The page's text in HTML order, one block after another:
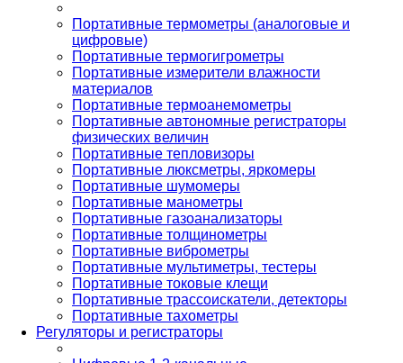
Портативные термометры (аналоговые и
цифровые)
Портативные термогигрометры
Портативные измерители влажности
материалов
Портативные термоанемометры
Портативные автономные регистраторы
физических величин
Портативные тепловизоры
Портативные люксметры, яркомеры
Портативные шумомеры
Портативные манометры
Портативные газоанализаторы
Портативные толщинометры
Портативные виброметры
Портативные мультиметры, тестеры
Портативные токовые клещи
Портативные трассоискатели, детекторы
Портативные тахометры
Регуляторы и регистраторы